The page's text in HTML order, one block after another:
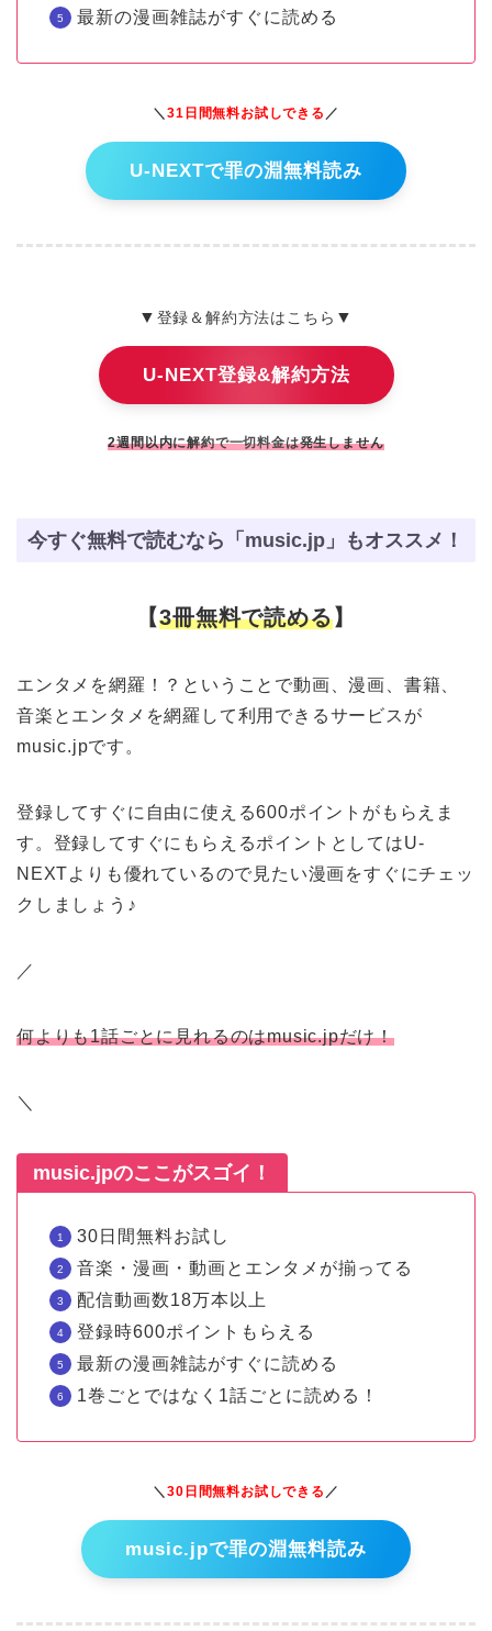
最新の漫画雑誌がすぐに読める
＼31日間無料お試しできる ／
U-NEXTで罪の淵無料読み
▼ 登録＆解約方法はこちら ▼
U-NEXT登録&解約方法
2週間以内に解約で一切料金は発生しません
今すぐ無料で読むなら「music.jp」もオススメ！
【3冊無料で読める】
エンタメを網羅！？ということで動画、漫画、書籍、
音楽とエンタメを網羅して利用できるサービスが
music.jpです。
登録してすぐに自由に使える600ポイントがもらえま
す。登録してすぐにもらえるポイントとしてはU-
NEXTよりも優れているので見たい漫画をすぐにチェッ
クしましょう♪
／
何よりも1話ごとに見れるのはmusic.jpだけ！
＼
music.jpのここがスゴイ！
30日間無料お試し
音楽・漫画・動画とエンタメが揃ってる
配信動画数18万本以上
登録時600ポイントもらえる
最新の漫画雑誌がすぐに読める
1巻ごとではなく1話ごとに読める！
＼30日間無料お試しできる ／
music.jpで罪の淵無料読み